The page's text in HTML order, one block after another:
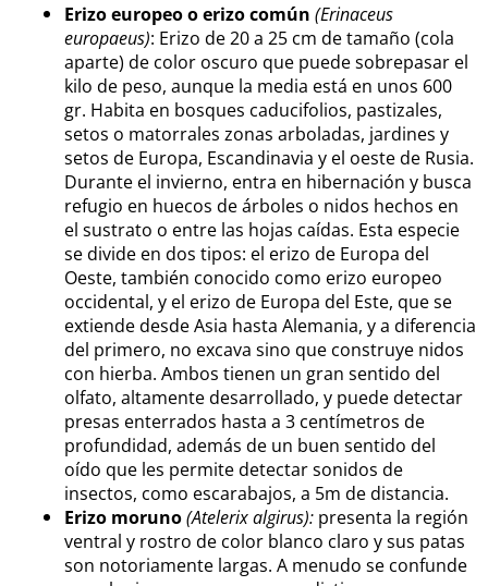
Erizo europeo o erizo común(Erinaceus
europaeus): Erizo de 20 a 25 cm de tamaño (cola
aparte) de color oscuro que puede sobrepasar el
kilo de peso, aunque la media está en unos 600
gr. Habita en bosques caducifolios, pastizales,
setos o matorrales zonas arboladas, jardines y
setos de Europa, Escandinavia y el oeste de Rusia.
Durante el invierno, entra en hibernación y busca
refugio en huecos de árboles o nidos hechos en
el sustrato o entre las hojas caídas. Esta especie
se divide en dos tipos: el erizo de Europa del
Oeste, también conocido como erizo europeo
occidental, y el erizo de Europa del Este, que se
extiende desde Asia hasta Alemania, y a diferencia
del primero, no excava sino que construye nidos
con hierba. Ambos tienen un gran sentido del
olfato, altamente desarrollado, y puede detectar
presas enterrados hasta a 3 centímetros de
profundidad, además de un buen sentido del
oído que les permite detectar sonidos de
insectos, como escarabajos, a 5m de distancia.
Erizo moruno(Atelerix algirus): presenta la región
ventral y rostro de color blanco claro y sus patas
son notoriamente largas. A menudo se confunde